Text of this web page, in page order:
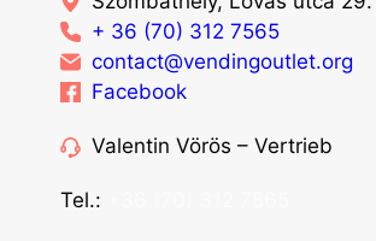
+ 36 (70) 312 7565
contact@vendingoutlet.org
Facebook
Valentin Vörös – Vertrieb
Tel.: